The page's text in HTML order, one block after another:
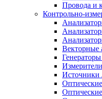
Провода и
Контрольно-
Векторные
Источники